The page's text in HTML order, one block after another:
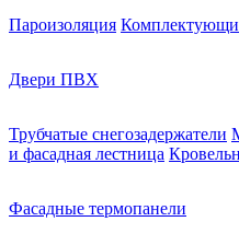
Пароизоляция
Двери ПВХ
Трубчатые снегозадержатели
и фасадная лестница
Фасадные термопанели